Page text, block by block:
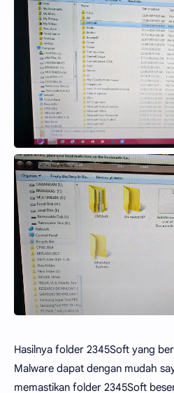
Hasilnya folder 2345Soft yang
Malware dapat dengan mudah
memastikan folder 2345Soft